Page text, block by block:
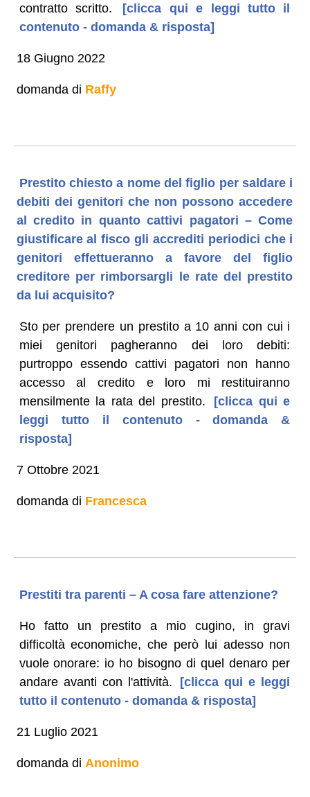
contratto scritto.
[clicca qui e leggi tutto il
contenuto - domanda & risposta]
18 Giugno 2022
domanda di Raffy
Prestito chiesto a nome del figlio per saldare i
debiti dei genitori che non possono accedere
al credito in quanto cattivi pagatori – Come
giustificare al fisco gli accrediti periodici che i
genitori effettueranno a favore del figlio
creditore per rimborsargli le rate del prestito
da lui acquisito?
Sto per prendere un prestito a 10 anni con cui i
miei genitori pagheranno dei loro debiti:
purtroppo essendo cattivi pagatori non hanno
accesso al credito e loro mi restituiranno
mensilmente la rata del prestito.
[clicca qui e
leggi tutto il contenuto - domanda &
risposta]
7 Ottobre 2021
domanda di Francesca
Prestiti tra parenti – A cosa fare attenzione?
Ho fatto un prestito a mio cugino, in gravi
difficoltà economiche, che però lui adesso non
vuole onorare: io ho bisogno di quel denaro per
andare avanti con l'attività.
[clicca qui e leggi
tutto il contenuto - domanda & risposta]
21 Luglio 2021
domanda di Anonimo